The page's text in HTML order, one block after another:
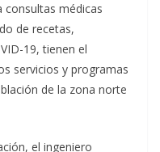
médicas
de recetas,
19, tienen el
servicios y programas
de la zona norte
el ingeniero